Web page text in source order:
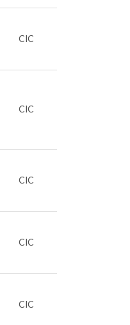
CIC
CIC
CIC
CIC
CIC